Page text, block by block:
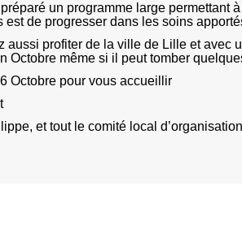
un programme large permettant
est de progresser dans les soins
aussi profiter de la ville de Lille et avec
Octobre même si il peut tomber
Octobre pour vous accueillir
et tout le comité local d’organisation